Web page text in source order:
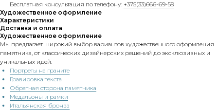
Бесплатная консультация по телефону: +375(33)666-69-59
Художественное оформление
Характеристики
Доставка и оплата
Художественное оформление
Мы предлагает широкий выбор вариантов художественного оформления
памятника, от классических дизайнерских решений до эксклюзивных и
уникальных идей.
Портреты на граните
Гравировка текста
Обратная сторона памятника
Медальоны и рамки
Итальянская бронза